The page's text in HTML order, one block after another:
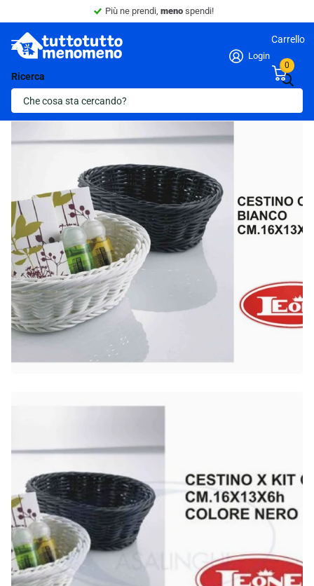
Più ne prendi, meno spendi!
Ricerca
Login
Carrello
0